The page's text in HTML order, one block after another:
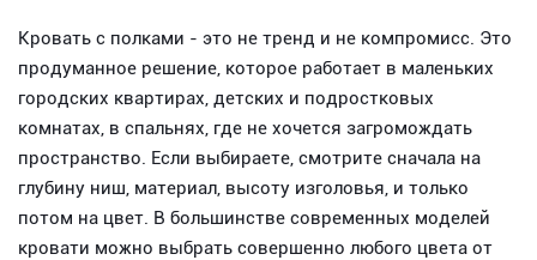
Кровать с полками - это не тренд и не компромисс. Это
продуманное решение, которое работает в маленьких
городских квартирах, детских и подростковых
комнатах, в спальнях, где не хочется загромождать
пространство. Если выбираете, смотрите сначала на
глубину ниш, материал, высоту изголовья, и только
потом на цвет. В большинстве современных моделей
кровати можно выбрать совершенно любого цвета от